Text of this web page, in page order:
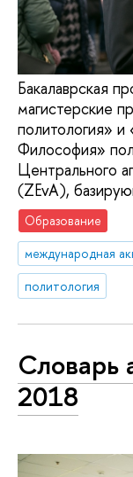
Бакалаврская
магистерские
политология»
Философия»
Центрального
(ZEvA),
Образование
международная
политология
Словарь
2018